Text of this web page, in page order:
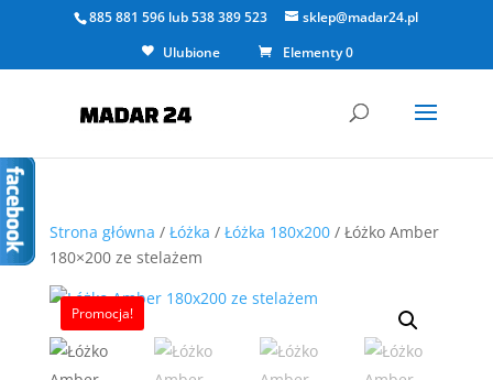
885 881 596 lub538 389 523
sklep@madar24.pl
Ulubione
Elementy 0
Strona główna / Łóżka / Łóżka 180x200/ Łóżko Amber
180×200 ze stelażem
Promocja!